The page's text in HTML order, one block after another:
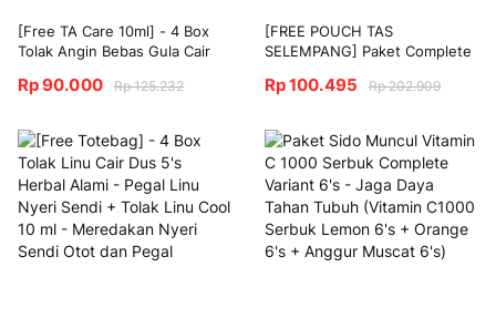
[Free TA Care 10ml] - 4 Box
Tolak Angin Bebas Gula Cair
Rp 90.000 Rp 125.232
[FREE POUCH TAS
SELEMPANG] Paket Complete
Mix Variants 10 Sachet +
C+Collagen 6 Sachet + Tolak
Angin Care 10ml + Vitamin C
1000 Muscat 6 Sachet
Rp 100.495 Rp 202.909